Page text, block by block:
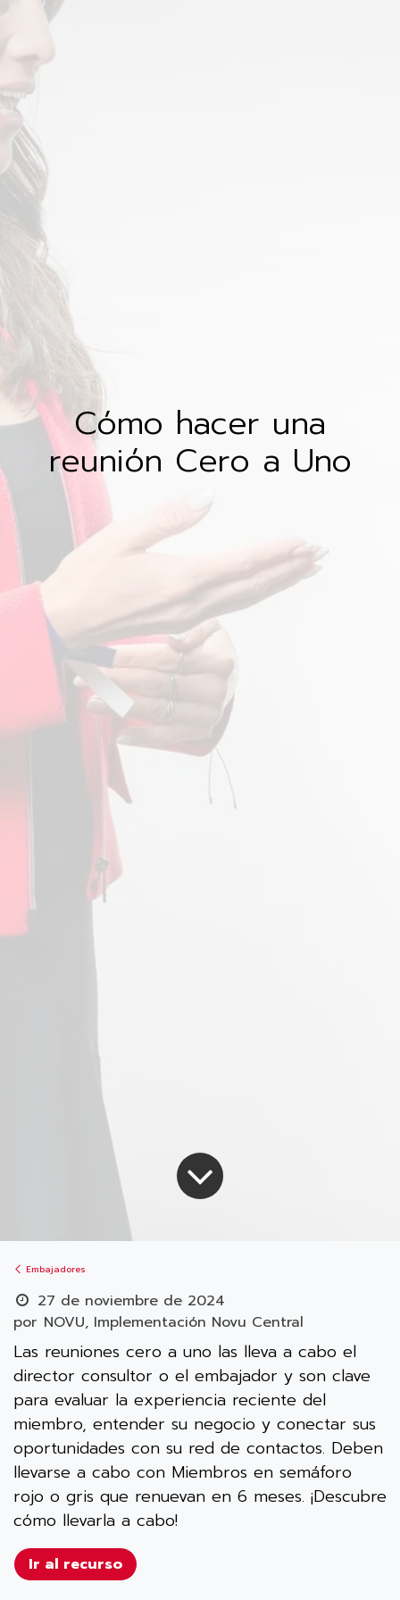
Cómo hacer una
reunión Cero a Uno
Embajadores
27 de noviembre de 2024
por NOVU, Implementación Novu Central
Las reuniones cero a uno las lleva a cabo el
director consultor o el embajador y son clave
para evaluar la experiencia reciente del
miembro, entender su negocio y conectar sus
oportunidades con su red de contactos. Deben
llevarse a cabo con Miembros en semáforo
rojo o gris que renuevan en 6 meses. ¡Descubre
cómo llevarla a cabo!
Ir al recurso